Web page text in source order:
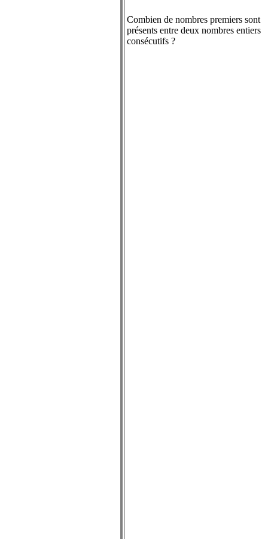
Combien de nombres premiers sont
présents entre deux nombres entiers
consécutifs ?